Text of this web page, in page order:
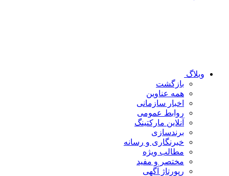
وبلاگ
بازگشت
همه عناوین
اخبار سازمانی
روابط عمومی
آنلاین مارکتینگ
برندسازی
خبرنگاری و رسانه
مطالب ویژه
مختصر و مفید
رپورتاژ آگهی